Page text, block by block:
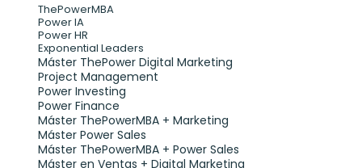
ThePowerMBA
Power IA
Power HR
Exponential Leaders
Máster ThePower Digital Marketing
Project Management
Power Investing
Power Finance
Máster ThePowerMBA + Marketing
Máster Power Sales
Máster ThePowerMBA + Power Sales
Máster en Ventas + Digital Marketing